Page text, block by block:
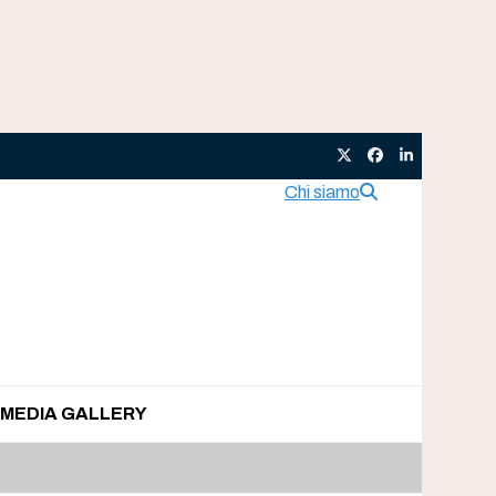
TwitterFacebook
LinkedIn
Chi siamo
MEDIA GALLERY